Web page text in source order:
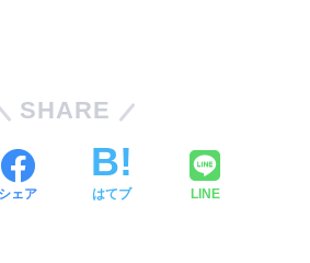
SHARE
シェア はてブ LINE